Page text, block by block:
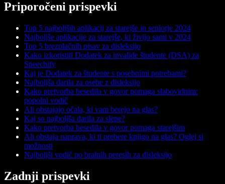
Priporočeni prispevki
Top 5 najboljših aplikacij za starejše in seniorje 2024
Najboljše aplikacije za starejše, ki živijo sami v 2024
Top 5 brezplačnih pisav za disleksijo
Kako izkoristiti Dodatek za invalide študente (DSA) za
Speechify
Kaj je Dodatek za študente s posebnimi potrebami?
Najboljša darila za osebe z disleksijo
Kako pretvorba besedila v govor pomaga slabovidnim:
popolni vodič
Ali obstajajo očala, ki vam berejo na glas?
Kaj so najboljša darila za slepe?
Kako pretvorba besedila v govor pomaga starejšim
Ali obstaja naprava, ki ti prebere knjigo na glas? Oglej si
možnosti
Najboljši vodič po bralnih peresih za disleksijo
Zadnji prispevki